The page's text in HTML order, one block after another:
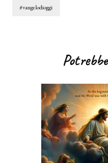
#vangelodioggi
articoli